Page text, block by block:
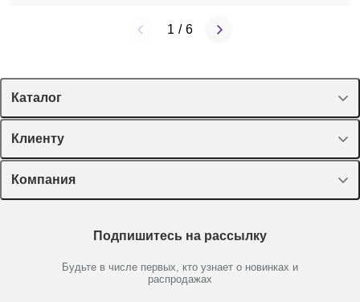
1 / 6
Каталог
Спецпредложения
Оборудование, приборы
Пластик, стекло, принадлежности
Химические реактивы, препараты, наборы
Производители
Клиенту
Лекторий Диаэм
Доставка и оплата
Мобильное приложение
Компания
Партнеры
Подпишитесь на рассылку
Будьте в числе первых, кто узнает о новинках и
распродажах